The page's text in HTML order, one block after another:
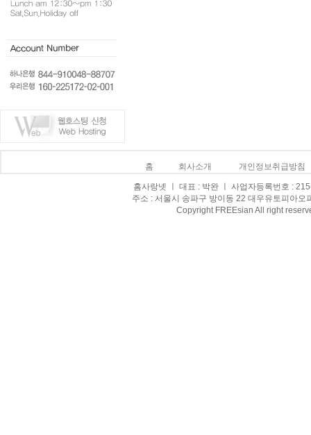
홈 회사소개 개인정보취급방침
홈사랑넷 ㅣ 대표 : 박완 ㅣ 사업자등록번호 :
주소 : 서울시 송파구 방이동 22 대우유토피아
Copyright FREEsian All right